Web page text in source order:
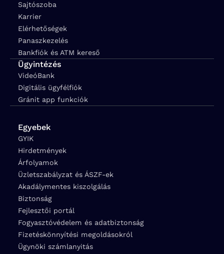
Sajtószoba
Karrier
Elérhetőségek
Panaszkezelés
Bankfiók és ATM kereső
Ügyintézés
VideóBank
Digitális ügyfélfiók
Gránit app funkciók
Egyebek
GYIK
Hirdetmények
Árfolyamok
Üzletszabályzat és ÁSZF-ek
Akadálymentes kiszolgálás
Biztonság
Fejlesztői portál
Fogyasztóvédelem és adatbiztonság
Fizetéskönnyítési megoldásokról
Ügynöki számlanyitás